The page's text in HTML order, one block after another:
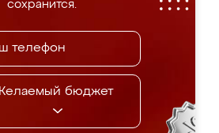
сохранится.
бюджет